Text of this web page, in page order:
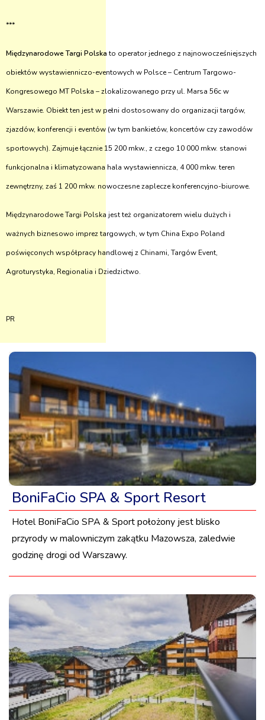
***
Międzynarodowe Targi Polska to operator jednego z najnowocześniejszych
obiektów wystawienniczo-eventowych w Polsce – Centrum Targowo-
Kongresowego MT Polska – zlokalizowanego przy ul. Marsa 56c w
Warszawie. Obiekt ten jest w pełni dostosowany do organizacji targów,
zjazdów, konferencji i eventów (w tym bankietów, koncertów czy zawodów
sportowych). Zajmuje łącznie 15 200 mkw., z czego 10 000 mkw. stanowi
funkcjonalna i klimatyzowana hala wystawiennicza, 4 000 mkw. teren
zewnętrzny, zaś 1 200 mkw. nowoczesne zaplecze konferencyjno-biurowe.
Międzynarodowe Targi Polska jest też organizatorem wielu dużych i
ważnych biznesowo imprez targowych, w tym China Expo Poland
poświęconych współpracy handlowej z Chinami, Targów Event,
Agroturystyka, Regionalia i Dziedzictwo.
PR
BoniFaCio SPA & Sport Resort
Hotel BoniFaCio SPA & Sport położony jest blisko
przyrody w malowniczym zakątku Mazowsza, zaledwie
godzinę drogi od Warszawy.